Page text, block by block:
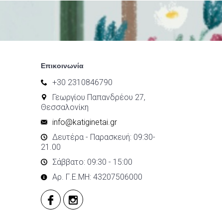
Επικοινωνία
+30 2310846790
Γεωργίου Παπανδρέου 27,
Θεσσαλονίκη
info@katiginetai.gr
Δευτέρα - Παρασκευή: 09:30-
21.00
Σάββατο: 09:30 - 15:00
Αρ. Γ.Ε.ΜΗ: 43207506000